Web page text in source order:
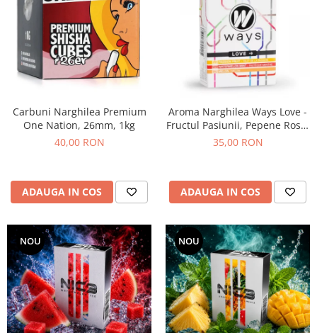
Carbuni Narghilea Premium
One Nation, 26mm, 1kg
40,00 RON
ADAUGA IN COS
Aroma Narghilea Ways Love -
Fructul Pasiunii, Pepene Rosu,
Galben si Menta, 50gr
35,00 RON
ADAUGA IN COS
NOU NOU